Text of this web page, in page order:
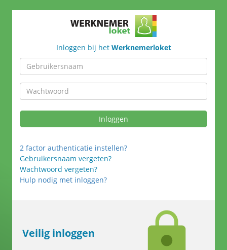
Inloggen bij het Werknemerloket
Inloggen
2 factor authenticatie instellen?
Gebruikersnaam vergeten?
Wachtwoord vergeten?
Hulp nodig met inloggen?
Veilig inloggen